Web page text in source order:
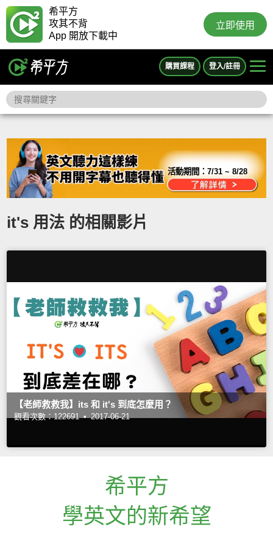
希平方
攻其不背
App 開放下載中
立即使用
購買課程 登入/註冊
活動期間：7/31 ~ 8/28
it's 用法 的相關影片
【老師救救我】its 和 it's 到底怎麼用？
觀看次數：122691 • 2017-06-21
希平方
學英文的新希望